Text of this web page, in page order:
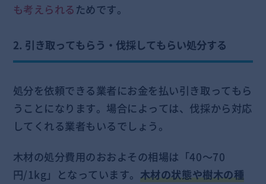
も考えられるためです。
2. 引き取ってもらう・伐採してもらい処分する
処分を依頼できる業者にお金を払い引き取ってもら
うことになります。場合によっては、伐採から対応
してくれる業者もいるでしょう。
木材の処分費用のおおよその相場は「40～70
円/1kg」となっています。 木材の状態や樹木の種